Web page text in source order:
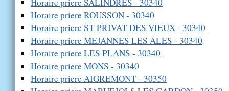
Horaire priere ROUSSON - 30340
Horaire priere ST PRIVAT DES VIEUX - 30340
Horaire priere MEJANNES LES ALES - 30340
Horaire priere LES PLANS - 30340
Horaire priere MONS - 30340
Horaire priere AIGREMONT - 30350